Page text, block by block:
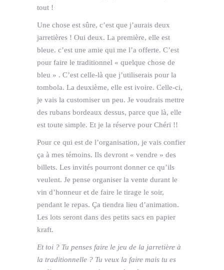
tout !
Une chose est sûre, c’est que j’aurais deux
jarretières ! Oui deux. La première, elle est
bleue. c’est une amie qui me l’a offerte. C’est
pour faire le traditionnel « quelque chose de
bleu » . C’est celle-là que j’utiliserais pour la
tombola. La deuxième, elle est ivoire. Celle-ci,
je vais la customiser un peu. Je voudrais mettre
des rubans bordeaux dessus, parce que là, elle
est toute simple. Et je la réserve pour Chéri !!
Pour ce qui est de l’organisation, je vais confier
ça à mes témoins. Ils devront « vendre » des
billets. Les invités pourront donner ce qu’ils
veulent. Je pense organiser la vente durant le
vin d’honneur et de faire le tirage le soir,
pendant le repas. Ça tiendra lieu d’animation.
Les lots seront dans des petits sacs en papier
kraft.
Et toi ? Tu penses faire le jeu de la jarretière à
la traditionnelle ? Tu veux la faire mais tu es